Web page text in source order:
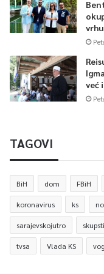
već
TAGOVI
BiH dom FBiH
koronavirus ks
sarajevskojutro
tvsa Vlada KS